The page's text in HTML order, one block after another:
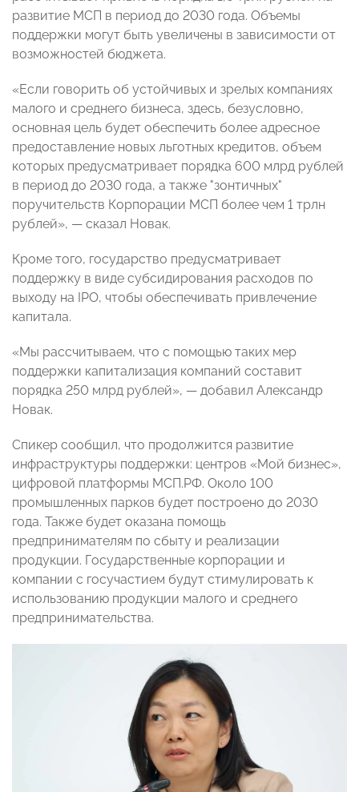
развитие МСП в период до 2030 года. Объемы
поддержки могут быть увеличены в зависимости от
возможностей бюджета.
«Если говорить об устойчивых и зрелых компаниях
малого и среднего бизнеса, здесь, безусловно,
основная цель будет обеспечить более адресное
предоставление новых льготных кредитов, объем
которых предусматривает порядка 600 млрд рублей
в период до 2030 года, а также "зонтичных"
поручительств Корпорации МСП более чем 1 трлн
рублей», — сказал Новак.
Кроме того, государство предусматривает
поддержку в виде субсидирования расходов по
выходу на IPO, чтобы обеспечивать привлечение
капитала.
«Мы рассчитываем, что с помощью таких мер
поддержки капитализация компаний составит
порядка 250 млрд рублей», — добавил Александр
Новак.
Спикер сообщил, что продолжится развитие
инфраструктуры поддержки: центров «Мой бизнес»,
цифровой платформы МСП.РФ. Около 100
промышленных парков будет построено до 2030
года. Также будет оказана помощь
предпринимателям по сбыту и реализации
продукции. Государственные корпорации и
компании с госучастием будут стимулировать к
использованию продукции малого и среднего
предпринимательства.